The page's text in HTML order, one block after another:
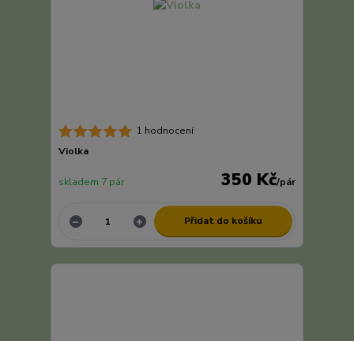
1 hodnocení
Violka
350 Kč/pár
skladem 7 pár
Přidat do košíku